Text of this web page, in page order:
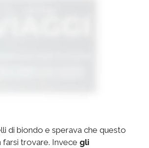
di biondo e sperava che questo
farsi trovare. Invece gli